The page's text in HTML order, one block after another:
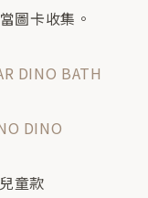
圖卡收集。
DINO BATH
DINO
童款